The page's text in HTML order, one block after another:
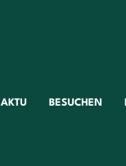
AKTU BESUCHEN